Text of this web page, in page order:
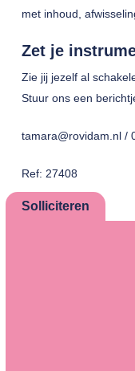
met inhoud,
Zet je
Zie jij jezelf al
Stuur ons een
tamara@rovidam.nl /
Ref: 27408
Solliciteren